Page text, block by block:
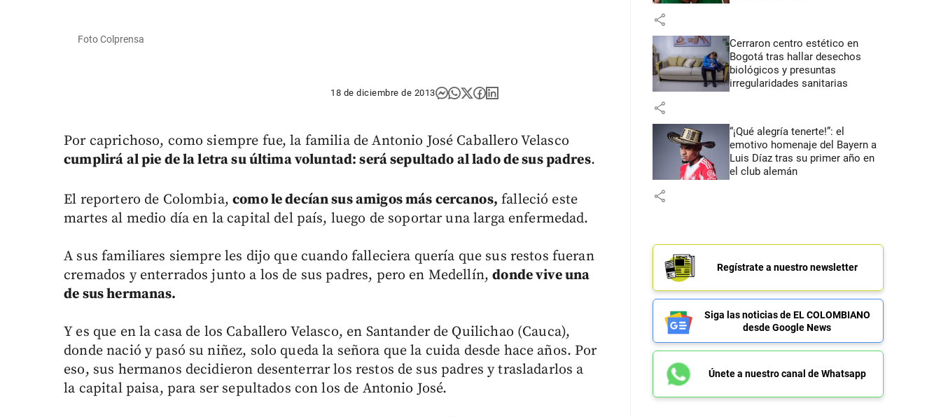
Foto Colprensa
18 de diciembre de 2013
Por caprichoso, como siempre fue, la familia de Antonio José Caballero Velasco
cumplirá al pie de la letra su última voluntad: será sepultado al lado de sus padres.
El reportero de Colombia,como le decían sus amigos más cercanos, falleció este
martes al medio día en la capital del país, luego de soportar una larga enfermedad.
A sus familiares siempre les dijo que cuando falleciera quería que sus restos fueran
cremados y enterrados junto a los de sus padres, pero en Medellín,donde vive una
de sus hermanas.
Y es que en la casa de los Caballero Velasco, en Santander de Quilichao (Cauca),
donde nació y pasó su niñez, solo queda la señora que la cuida desde hace años. Por
eso, sus hermanos decidieron desenterrar los restos de sus padres y trasladarlos a
la capital paisa, para ser sepultados con los de Antonio José.
share
Cerraron centro estético en
Bogotá tras hallar desechos
biológicos y presuntas
irregularidades sanitarias
share
“¡Qué alegría tenerte!”: el
emotivo homenaje del Bayern a
Luis Díaz tras su primer año en
el club alemán
share
Regístrate a nuestro newsletter
Siga las noticias de EL COLOMBIANO
desde Google News
Únete a nuestro canal de Whatsapp